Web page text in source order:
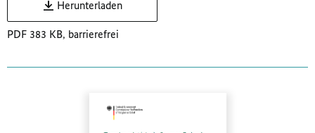
Herunterladen
PDF 383 KB, barrierefrei